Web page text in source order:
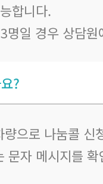
합니다.
명일 경우 상담
?
으로 나눔콜
문자 메시지를